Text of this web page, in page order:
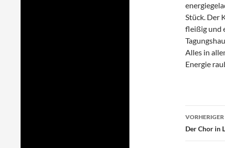
Stück. Der
fleißig und
Alles in
Energie
Der Chor in